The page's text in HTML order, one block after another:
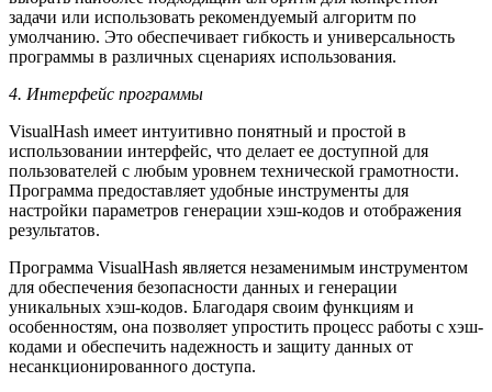
задачи или использовать рекомендуемый алгоритм по
умолчанию. Это обеспечивает гибкость и универсальность
программы в различных сценариях использования.
4. Интерфейс программы
VisualHash имеет интуитивно понятный и простой в
использовании интерфейс, что делает ее доступной для
пользователей с любым уровнем технической грамотности.
Программа предоставляет удобные инструменты для
настройки параметров генерации хэш-кодов и отображения
результатов.
Программа VisualHash является незаменимым инструментом
для обеспечения безопасности данных и генерации
уникальных хэш-кодов. Благодаря своим функциям и
особенностям, она позволяет упростить процесс работы с хэш-
кодами и обеспечить надежность и защиту данных от
несанкционированного доступа.